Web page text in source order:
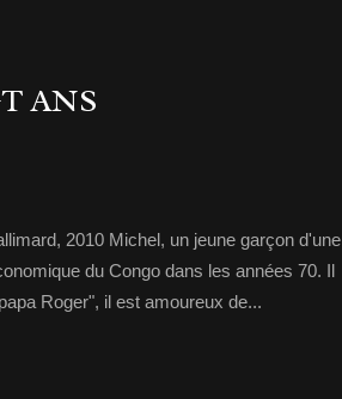
ANS
2010 Michel, un jeune garçon d'une
du Congo dans les années 70. Il
Roger", il est amoureux de...